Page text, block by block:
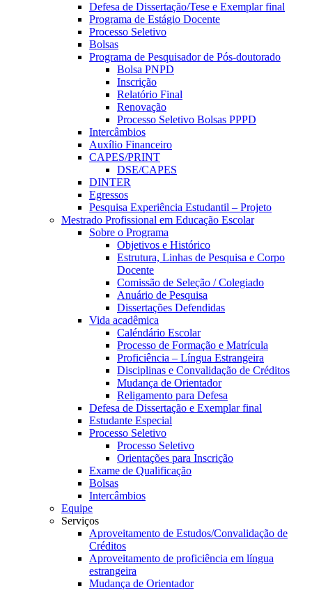
Defesa de Dissertação/Tese e Exemplar final
Programa de Estágio Docente
Processo Seletivo
Bolsas
Programa de Pesquisador de Pós-doutorado
Bolsa PNPD
Inscrição
Relatório Final
Renovação
Processo Seletivo Bolsas PPPD
Intercâmbios
Auxílio Financeiro
CAPES/PRINT
DSE/CAPES
DINTER
Egressos
Pesquisa Experiência Estudantil – Projeto
Mestrado Profissional em Educação Escolar
Sobre o Programa
Objetivos e Histórico
Estrutura, Linhas de Pesquisa e Corpo
Docente
Comissão de Seleção / Colegiado
Anuário de Pesquisa
Dissertações Defendidas
Vida acadêmica
Caléndário Escolar
Processo de Formação e Matrícula
Proficiência – Língua Estrangeira
Disciplinas e Convalidação de Créditos
Mudança de Orientador
Religamento para Defesa
Defesa de Dissertação e Exemplar final
Estudante Especial
Processo Seletivo
Processo Seletivo
Orientações para Inscrição
Exame de Qualificação
Bolsas
Intercâmbios
Equipe
Serviços
Aproveitamento de Estudos/Convalidação de
Créditos
Aproveitamento de proficiência em língua
estrangeira
Mudança de Orientador